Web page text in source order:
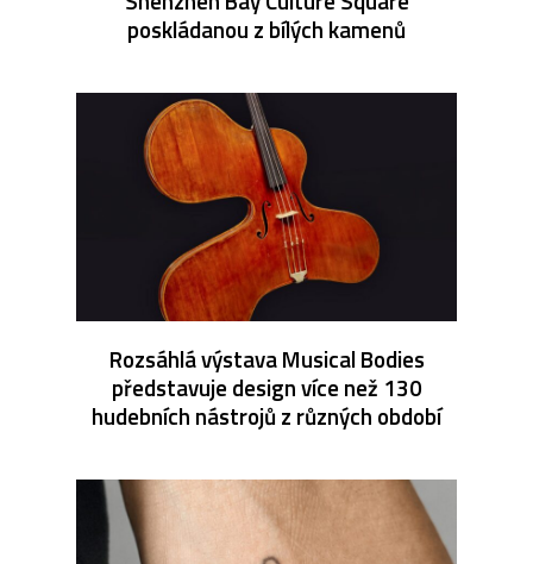
poskládanou z bílých kamenů
Rozsáhlá výstava Musical Bodies
představuje design více než 130
hudebních nástrojů z různých období